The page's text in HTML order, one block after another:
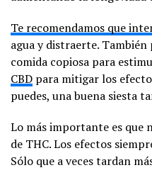
Te recomendamos que
agua y distraerte.
comida copiosa para
CBD para mitigar los
puedes, una buena siesta
Lo más importante es que
de THC. Los efectos
Sólo que a veces tardan